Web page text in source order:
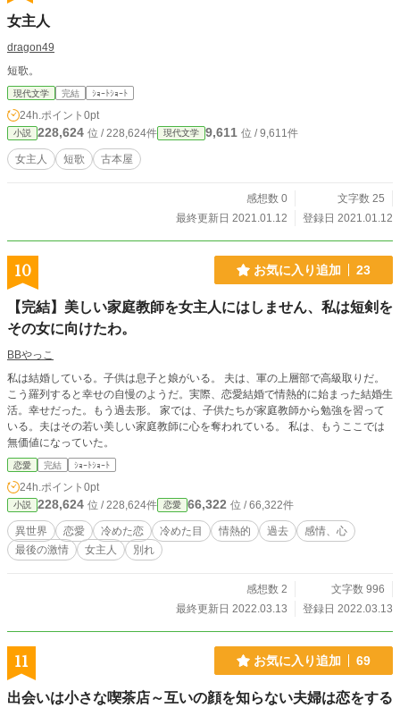
女主人
dragon49
短歌。
現代文学 完結 ｼｮｰﾄｼｮｰﾄ
24h.ポイント 0pt
小説 228,624 位 / 228,624件 現代文学 9,611 位 / 9,611件
女主人 短歌 古本屋
感想数 0
文字数 25
最終更新日 2021.01.12
登録日 2021.01.12
10 お気に入り追加 23
【完結】美しい家庭教師を女主人にはしません、私は短剣を
その女に向けたわ。
BBやっこ
私は結婚している。子供は息子と娘がいる。 夫は、軍の上層部で高級取りだ。
こう羅列すると幸せの自慢のようだ。実際、恋愛結婚で情熱的に始まった結婚生
活。幸せだった。もう過去形。 家では、子供たちが家庭教師から勉強を習って
いる。夫はその若い美しい家庭教師に心を奪われている。 私は、もうここでは
無価値になっていた。
恋愛 完結 ｼｮｰﾄｼｮｰﾄ
24h.ポイント 0pt
小説 228,624 位 / 228,624件 恋愛 66,322 位 / 66,322件
異世界 恋愛 冷めた恋 冷めた目 情熱的 過去
感情、心
最後の激情
女主人 別れ
感想数 2
文字数 996
最終更新日 2022.03.13
登録日 2022.03.13
11 お気に入り追加 69
出会いは小さな喫茶店～互いの顔を知らない夫婦は恋をする